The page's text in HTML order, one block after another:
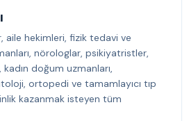
aile hekimleri, fizik tedavi ve
nörologlar, psikiyatristler,
doğum uzmanları,
ortopedi ve tamamlayıcı tıp
kazanmak isteyen tüm